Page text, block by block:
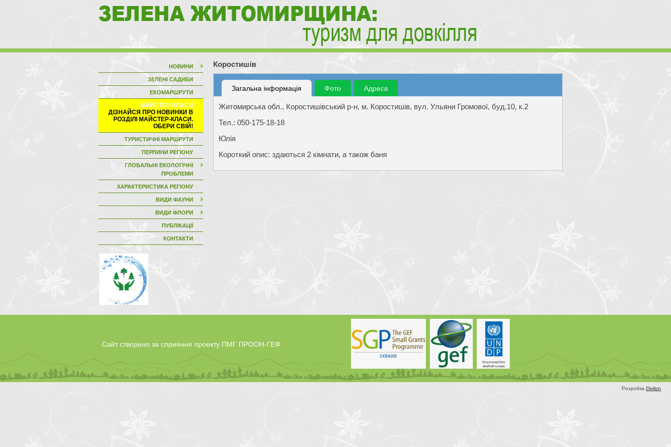
НОВИНИ
ЗЕЛЕНІ САДИБИ
ЕКОМАРШРУТИ
МАЙСТЕР-КЛАСИ
ТУРИСТИЧНІ МАРШРУТИ
ПЕРЛИНИ РЕГІОНУ
ГЛОБАЛЬНІ ЕКОЛОГІЧНІ
ПРОБЛЕМИ
ХАРАКТЕРИСТИКА РЕГІОНУ
ВИДИ ФАУНИ
ВИДИ ФЛОРИ
ПУБЛІКАЦІЇ
КОНТАКТИ
Коростишів
Загальна інформація Фото Адреса
Житомирська обл., Коростишівський р-н, м. Коростишів, вул. Ульяни Громової, буд.10, к.2
Тел.: 050-175-18-18
Юлія
Короткий опис: здаються 2 кімнати, а також баня
Сайт створено за сприяння проекту ПМГ ПРООН-ГЕФ
Розробка Divilon